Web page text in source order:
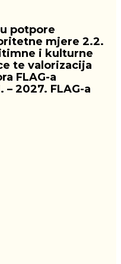
potpore
mjere 2.2.
i kulturne
te valorizacija
FLAG-a
– 2027. FLAG-a